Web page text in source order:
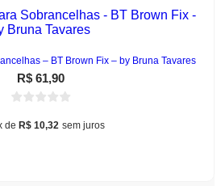
– BT Brown Fix – by Bruna Tavares
R$61,90
de R$ 10,32 sem juros